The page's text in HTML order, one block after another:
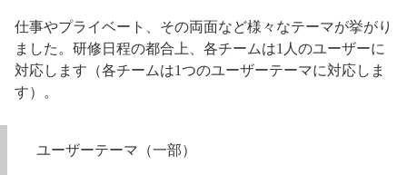
仕事やプライベート、その両面など様々なテーマが挙がり
ました。研修日程の都合上、各チームは1人のユーザーに
対応します（各チームは1つのユーザーテーマに対応しま
す）。
ユーザーテーマ（一部）